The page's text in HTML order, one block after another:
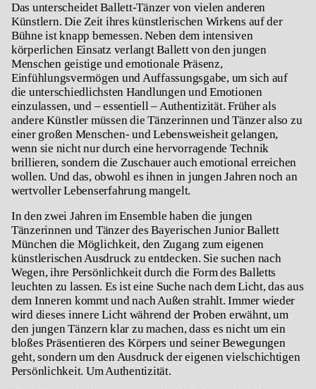
Das unterscheidet Ballett-Tänzer von vielen anderen
Künstlern. Die Zeit ihres künstlerischen Wirkens auf der
Bühne ist knapp bemessen. Neben dem intensiven
körperlichen Einsatz verlangt Ballett von den jungen
Menschen geistige und emotionale Präsenz,
Einfühlungsvermögen und Auffassungsgabe, um sich auf
die unterschiedlichsten Handlungen und Emotionen
einzulassen, und – essentiell – Authentizität. Früher als
andere Künstler müssen die Tänzerinnen und Tänzer also zu
einer großen Menschen- und Lebensweisheit gelangen,
wenn sie nicht nur durch eine hervorragende Technik
brillieren, sondern die Zuschauer auch emotional erreichen
wollen. Und das, obwohl es ihnen in jungen Jahren noch an
wertvoller Lebenserfahrung mangelt.
In den zwei Jahren im Ensemble haben die jungen
Tänzerinnen und Tänzer des Bayerischen Junior Ballett
München die Möglichkeit, den Zugang zum eigenen
künstlerischen Ausdruck zu entdecken. Sie suchen nach
Wegen, ihre Persönlichkeit durch die Form des Balletts
leuchten zu lassen. Es ist eine Suche nach dem Licht, das aus
dem Inneren kommt und nach Außen strahlt. Immer wieder
wird dieses innere Licht während der Proben erwähnt, um
den jungen Tänzern klar zu machen, dass es nicht um ein
bloßes Präsentieren des Körpers und seiner Bewegungen
geht, sondern um den Ausdruck der eigenen vielschichtigen
Persönlichkeit. Um Authentizität.